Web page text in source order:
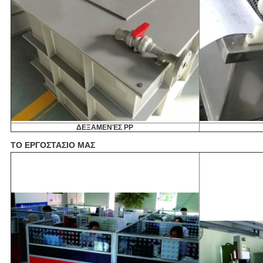
ΔΕΞΑΜΕΝΈΣ PP
ΤΟ ΕΡΓΟΣΤΑΣΙΟ ΜΑΣ